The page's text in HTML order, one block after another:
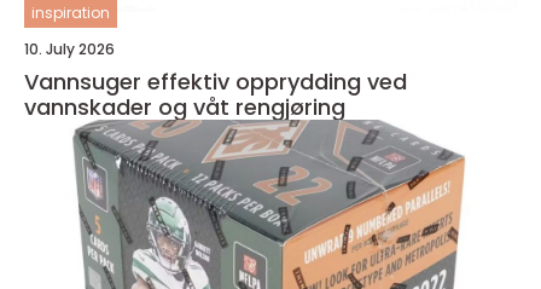
inspiration
10. July 2026
Vannsuger effektiv opprydding ved
vannskader og våt rengjøring